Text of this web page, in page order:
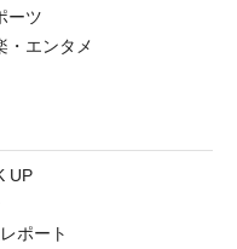
ーツ
・エンタメ
UP
ポート